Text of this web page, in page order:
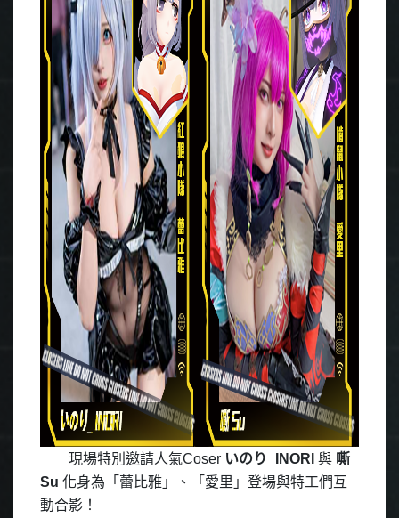
現場特別邀請人氣Coser いのり_INORI 與 嘶
Su 化身為「蕾比雅」、「愛里」登場與特工們互
動合影！